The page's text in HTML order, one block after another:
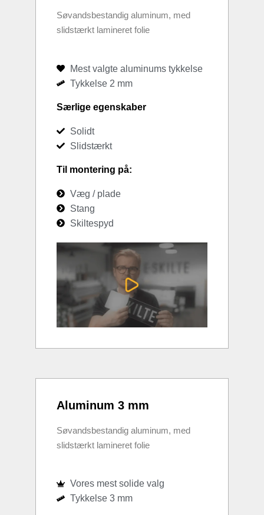
Søvandsbestandig aluminum, med
slidstærkt lamineret folie
Mest valgte aluminums tykkelse
Tykkelse 2 mm
Særlige egenskaber
Solidt
Slidstærkt
Til montering på:
Væg / plade
Stang
Skiltespyd
Aluminum 3 mm
Søvandsbestandig aluminum, med
slidstærkt lamineret folie
Vores mest solide valg
Tykkelse 3 mm